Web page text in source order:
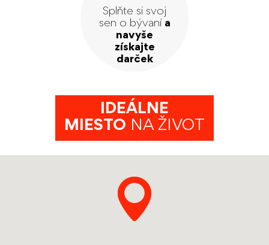
Splňte si svoj
sen o bývaní a
navyše
získajte
darček
IDEÁLNE
MIESTO NA ŽIVOT